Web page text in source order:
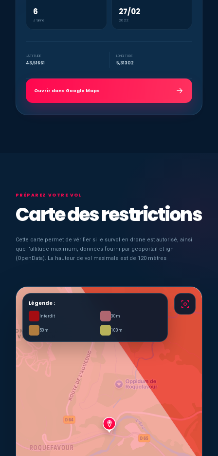
6
J’aime
27/02
2022
LATITUDE
43,51661
LONGITUDE
5,31302
Ouvrir dans Google Maps
PRÉPAREZ VOTRE VOL
Carte des restrictions
Cette carte permet de vérifier si le survol en drone est autorisé, ainsi
que l'altitude maximum, données fourni par geoportail et ign
(OpenData). La hauteur de vol maximale est de 120 mètres
Légende :
Interdit 30m
50m 100m